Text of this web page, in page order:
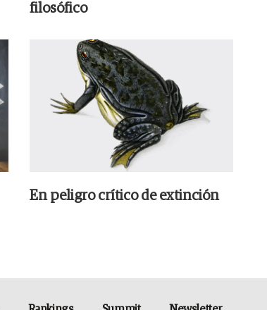
filosófico
En peligro crítico de extinción